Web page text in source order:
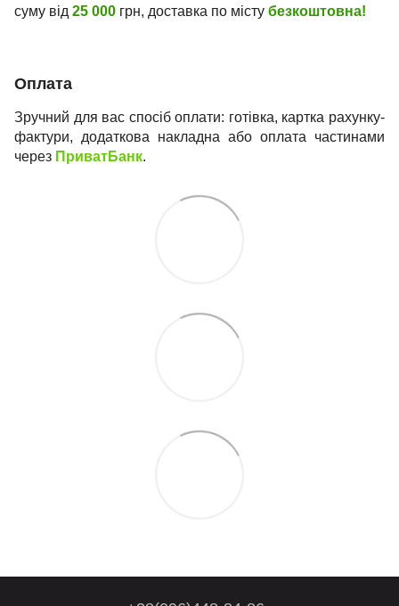
суму від 25 000 грн, доставка по місту безкоштовна!
Оплата
Зручний для вас спосіб оплати: готівка, картка рахунку-
фактури, додаткова накладна або оплата частинами
через ПриватБанк.